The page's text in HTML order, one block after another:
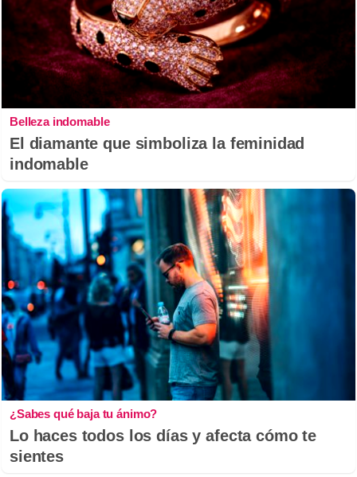
Belleza indomable
El diamante que simboliza la feminidad
indomable
¿Sabes qué baja tu ánimo?
Lo haces todos los días y afecta cómo te
sientes